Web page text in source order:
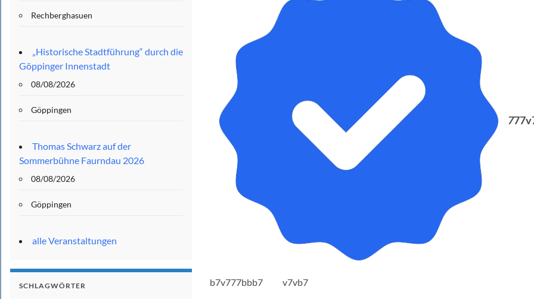
7
b7v777bbb7 v7vb7
Rechberghasuen
„Historische Stadtführung“ durch die
Göppinger Innenstadt
08/08/2026
Göppingen
Thomas Schwarz auf der
Sommerbühne Faurndau 2026
08/08/2026
Göppingen
alle Veranstaltungen
SCHLAGWÖRTER